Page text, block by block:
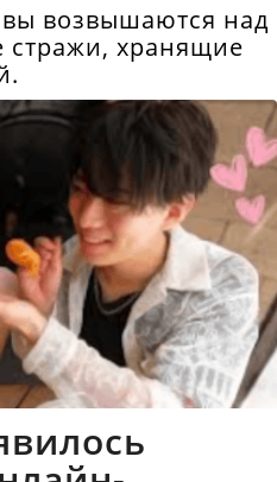
возвышаются над
стражи, хранящие